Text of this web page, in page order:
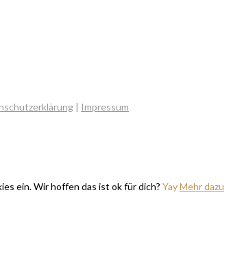
| Impressum
ein. Wir hoffen das ist ok für dich? YayMehr dazu